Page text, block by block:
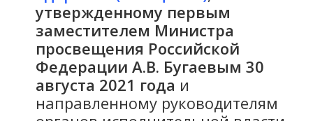
утвержденному первым
заместителем Министра
просвещения Российской
ФедерацииА.В. Бугаевым 30
августа 2021 года и
направленному руководителям